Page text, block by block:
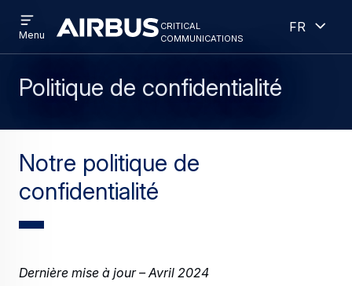
Aller
au
contenu
principal
Skip
to
search
Criticalcommunications
critical
communications
menu
Menu
French
Politique de confidentialité
Notre politique de
confidentialité
Dernière mise à jour – Avril 2024